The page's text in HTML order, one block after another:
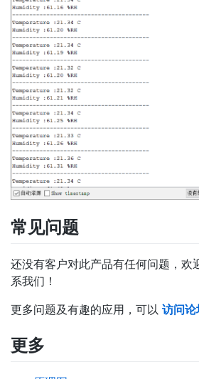
常见问题
还没有客户对此产品有任何问题，欢
系我们！
更多问题及有趣的应用，可以 访问论
更多